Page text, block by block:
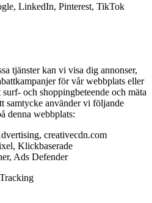
LinkedIn, Pinterest, TikTok
tjänster kan vi visa dig annonser,
för vår webbplats eller
och shoppingbeteende och mäta
samtycke använder vi följande
denna webbplats:
creativecdn.com
Klickbaserade
Ads Defender